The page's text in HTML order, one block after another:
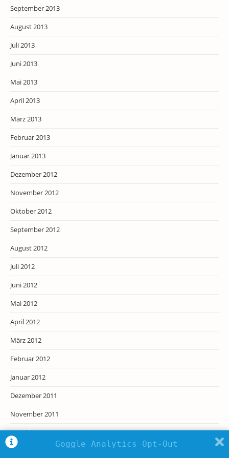
September 2013
August 2013
Juli 2013
Juni 2013
Mai 2013
April 2013
März 2013
Februar 2013
Januar 2013
Dezember 2012
November 2012
Oktober 2012
September 2012
August 2012
Juli 2012
Juni 2012
Mai 2012
April 2012
März 2012
Februar 2012
Januar 2012
Dezember 2011
November 2011
Oktober 2011
September 2011
Goggle Analytics Opt-Out